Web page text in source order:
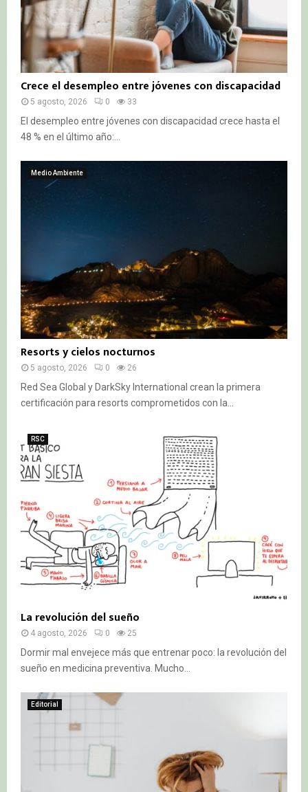
Crece el desempleo entre jóvenes con discapacidad
5 agosto, 2026 0 33
El desempleo entre jóvenes con discapacidad crece hasta el
48 % en el último año:...
Medio Ambiente
Resorts y cielos nocturnos
5 agosto, 2026 0 26
Red Sea Global y DarkSky International crean la primera
certificación para resorts comprometidos con la...
RSC
La revolución del sueño
4 agosto, 2026 0 25
Dormir mal envejece más que entrenar poco: la revolución del
sueño en medicina preventiva. Mucho...
Editorial